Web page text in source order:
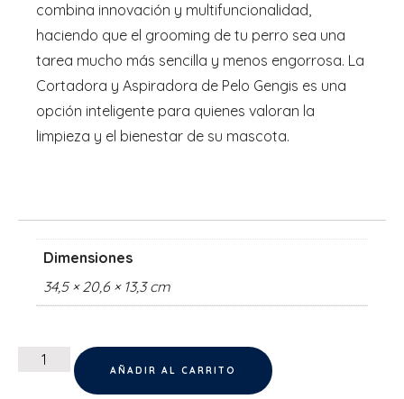
combina innovación y multifuncionalidad,
haciendo que el grooming de tu perro sea una
tarea mucho más sencilla y menos engorrosa. La
Cortadora y Aspiradora de Pelo Gengis es una
opción inteligente para quienes valoran la
limpieza y el bienestar de su mascota.
Dimensiones
34,5 × 20,6 × 13,3 cm
AÑADIR AL CARRITO